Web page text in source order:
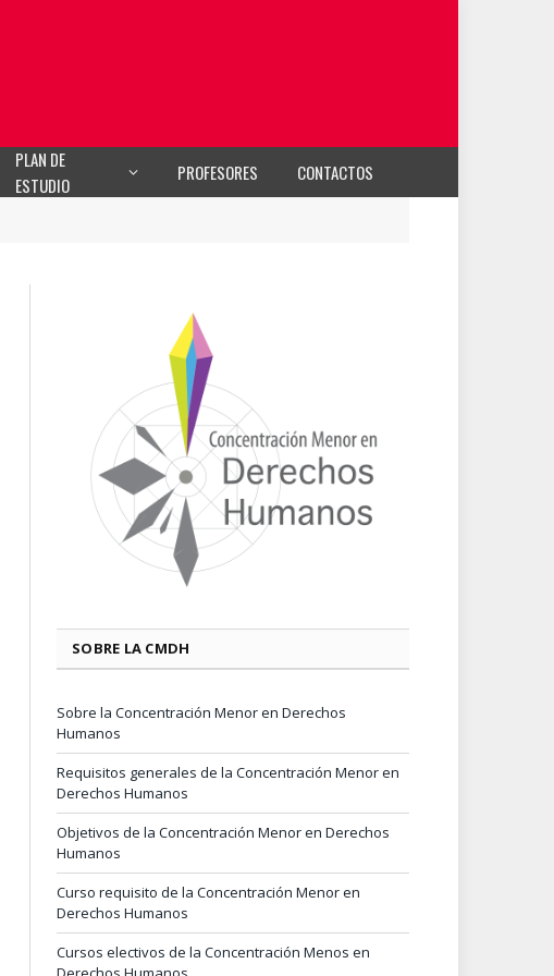
PLAN DE
ESTUDIO
PROFESORES CONTACTOS
SOBRE LA CMDH
Sobre la Concentración Menor en Derechos
Humanos
Requisitos generales de la Concentración Menor en
Derechos Humanos
Objetivos de la Concentración Menor en Derechos
Humanos
Curso requisito de la Concentración Menor en
Derechos Humanos
Cursos electivos de la Concentración Menos en